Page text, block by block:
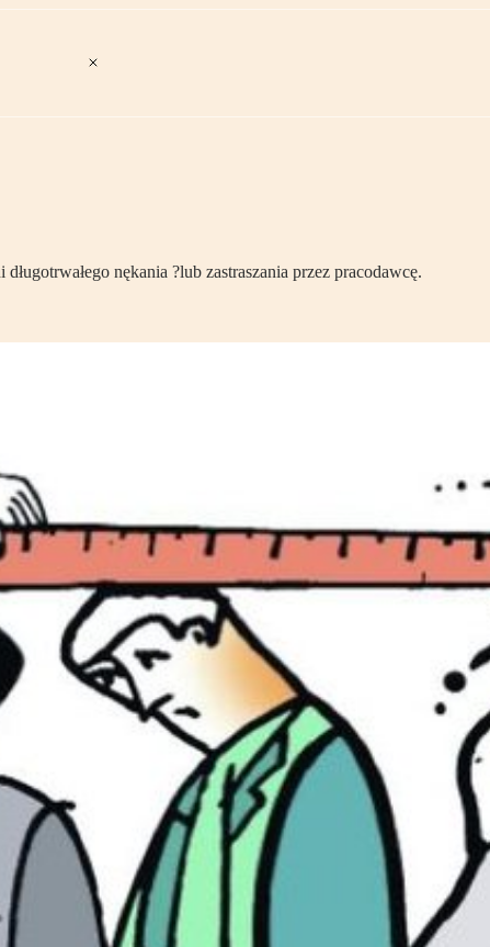
nękania ?lub zastraszania przez pracodawcę.